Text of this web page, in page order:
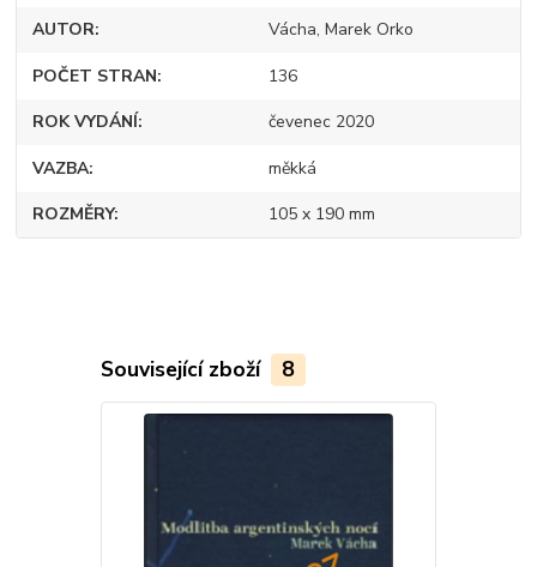
AUTOR Vácha, Marek Orko
POČET STRAN 136
ROK VYDÁNÍ čevenec 2020
VAZBA měkká
ROZMĚRY 105 x 190 mm
Související zboží 8